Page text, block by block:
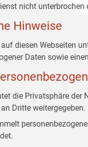
nicht
Hinweise
diesen Webseiten
Daten sowie
die Privatsphäre der
Dritte weitergegeben.